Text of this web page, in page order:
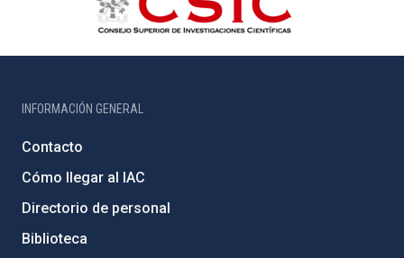
INFORMACIÓN GENERAL
Contacto
Cómo llegar al IAC
Directorio de personal
Biblioteca